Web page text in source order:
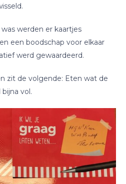
werden er kaartjes
een boodschap voor elkaar
werd gewaardeerd.
zit de volgende: Eten wat de
vol.